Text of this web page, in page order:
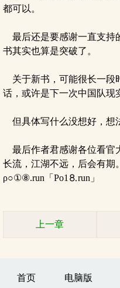
都可以。
最后还是要感谢一直支持
书其实也算是突破了。
关于新书，可能很长一段
话，或许是下一次中国队
但具体写什么没想好，想
最后作者君感谢各位看官
长流，江湖不远，后会有期
ρ○①⑧.run「Рo1⒏run」
上一章
首页 电脑版